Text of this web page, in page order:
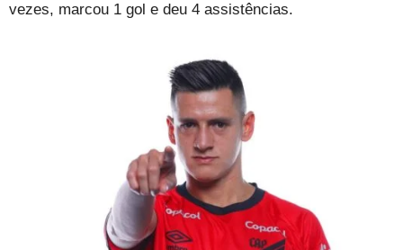
vezes, marcou 1 gol e deu 4 assistências.